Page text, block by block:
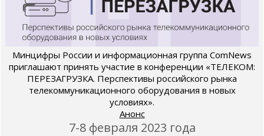
Минцифры России и информационная группа ComNews
приглашают принять участие в конференции «ТЕЛЕКОМ:
ПЕРЕЗАГРУЗКА. Перспективы российского рынка
телекоммуникационного оборудования в новых
условиях».
Анонс
7-8 февраля 2023 года